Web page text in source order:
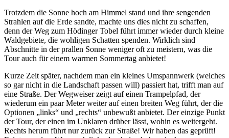
Trotzdem die Sonne hoch am Himmel stand und ihre sengenden
Strahlen auf die Erde sandte, machte uns dies nicht zu schaffen,
denn der Weg zum Hödinger Tobel führt immer wieder durch kleine
Waldgebiete, die wohligen Schatten spenden. Wirklich sind
Abschnitte in der prallen Sonne weniger oft zu meistern, was die
Tour auch für einem warmen Sommertag anbietet!
Kurze Zeit später, nachdem man ein kleines Umspannwerk (welches
so gar nicht in die Landschaft passen will) passiert hat, trifft man auf
eine Straße. Der Wegweiser zeigt auf einen Trampelpfad, der
wiederum ein paar Meter weiter auf einen breiten Weg führt, der die
Optionen „links“ und „rechts“ unbewußt anbietet. Der einzige Punkt
der Tour, der einen im Unklaren drüber lässt, wohin es weitergeht.
Rechts herum führt nur zurück zur Straße! Wir haben das geprüft!